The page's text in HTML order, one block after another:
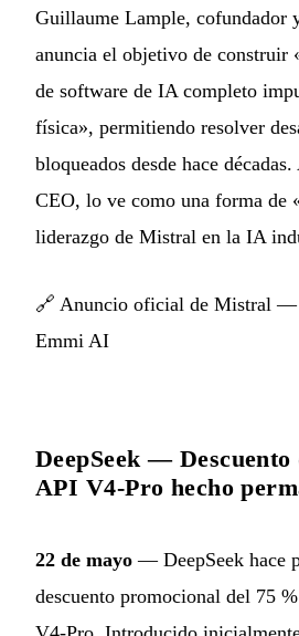
Guillaume Lample, cofundador
anuncia el objetivo de construir
de software de IA completo
física», permitiendo resolver
bloqueados desde hace
CEO, lo ve como una forma de
liderazgo de Mistral en la IA
🔗 Anuncio oficial de Mistral —
Emmi AI
DeepSeek —
API V4-Pro hecho
22 de mayo — DeepSeek hace
descuento promocional del 75